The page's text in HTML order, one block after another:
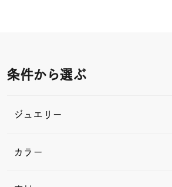
条件から選ぶ
ジュエリー
カラー